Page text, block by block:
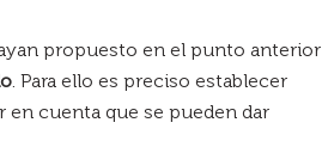
propuesto en el punto anterior
. Para ello es preciso establecer
cuenta que se pueden dar